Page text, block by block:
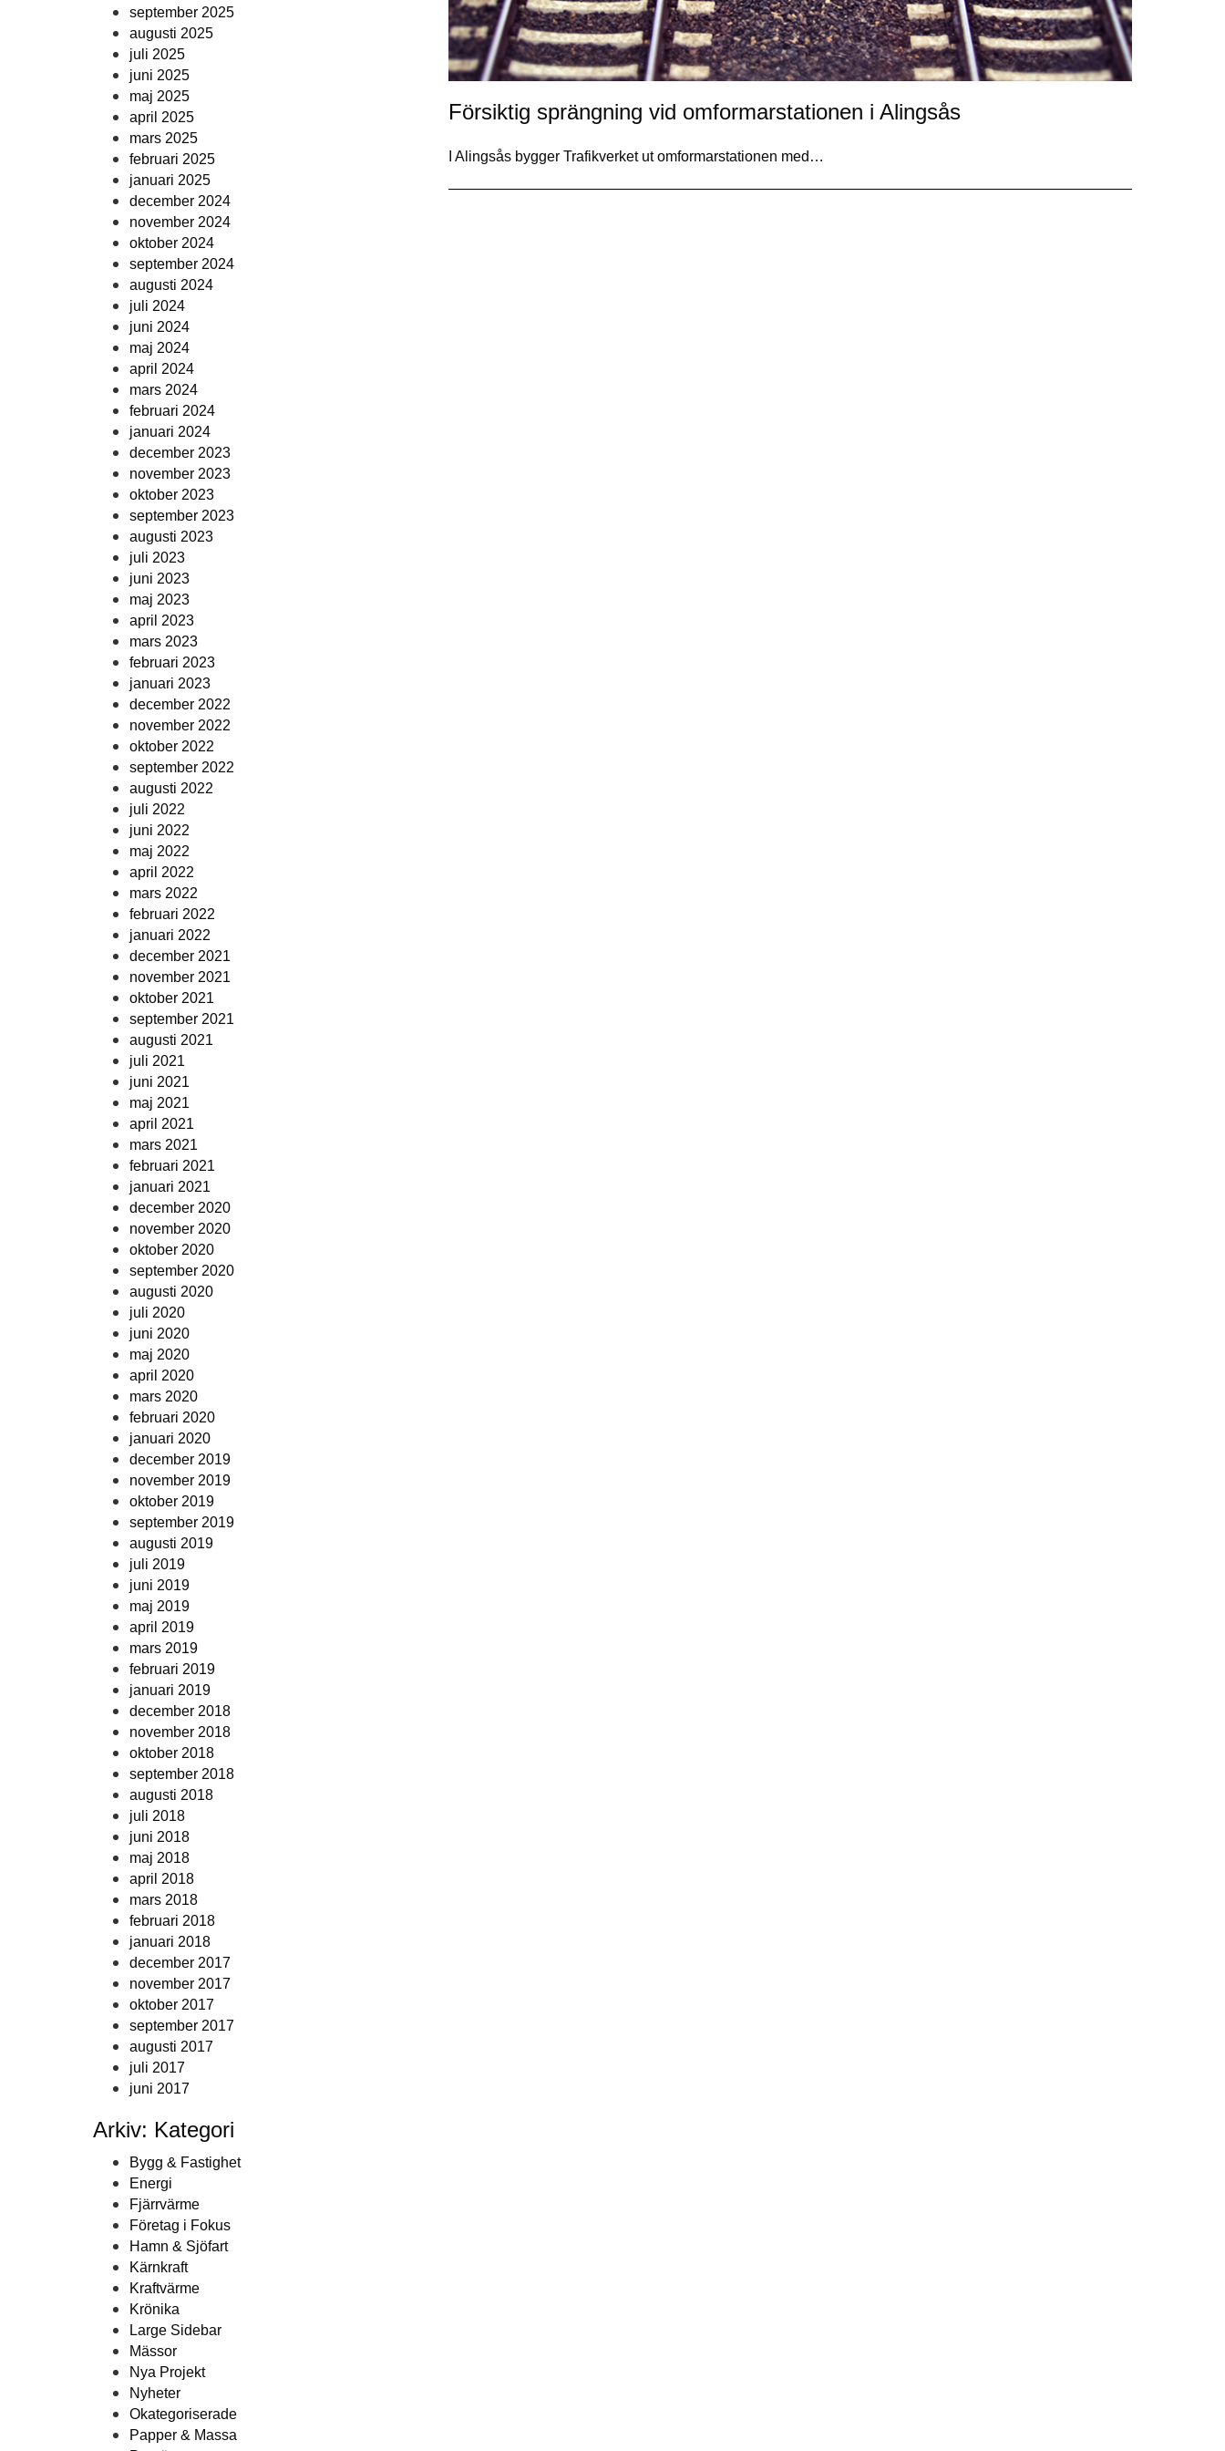
september 2025
augusti 2025
juli 2025
juni 2025
maj 2025
april 2025
mars 2025
februari 2025
januari 2025
december 2024
november 2024
oktober 2024
september 2024
augusti 2024
juli 2024
juni 2024
maj 2024
april 2024
mars 2024
februari 2024
januari 2024
december 2023
november 2023
oktober 2023
september 2023
augusti 2023
juli 2023
juni 2023
maj 2023
april 2023
mars 2023
februari 2023
januari 2023
december 2022
november 2022
oktober 2022
september 2022
augusti 2022
juli 2022
juni 2022
maj 2022
april 2022
mars 2022
februari 2022
januari 2022
december 2021
november 2021
oktober 2021
september 2021
augusti 2021
juli 2021
juni 2021
maj 2021
april 2021
mars 2021
februari 2021
januari 2021
december 2020
november 2020
oktober 2020
september 2020
augusti 2020
juli 2020
juni 2020
maj 2020
april 2020
mars 2020
februari 2020
januari 2020
december 2019
november 2019
oktober 2019
september 2019
augusti 2019
juli 2019
juni 2019
maj 2019
april 2019
mars 2019
februari 2019
januari 2019
december 2018
november 2018
oktober 2018
september 2018
augusti 2018
juli 2018
juni 2018
maj 2018
april 2018
mars 2018
februari 2018
januari 2018
december 2017
november 2017
oktober 2017
september 2017
augusti 2017
juli 2017
juni 2017
Arkiv: Kategori
Bygg & Fastighet
Energi
Fjärrvärme
Företag i Fokus
Hamn & Sjöfart
Kärnkraft
Kraftvärme
Krönika
Large Sidebar
Mässor
Nya Projekt
Nyheter
Okategoriserade
Papper & Massa
Försiktig sprängning vid omformarstationen i Alingsås
I Alingsås bygger Trafikverket ut omformarstationen med…